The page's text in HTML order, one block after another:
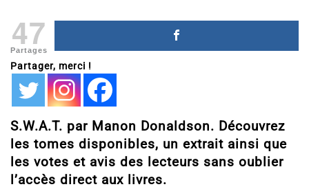
47
Partages
Partager, merci !
S.W.A.T. par Manon Donaldson. Découvrez
les tomes disponibles, un extrait ainsi que
les votes et avis des lecteurs sans oublier
l’accès direct aux livres.